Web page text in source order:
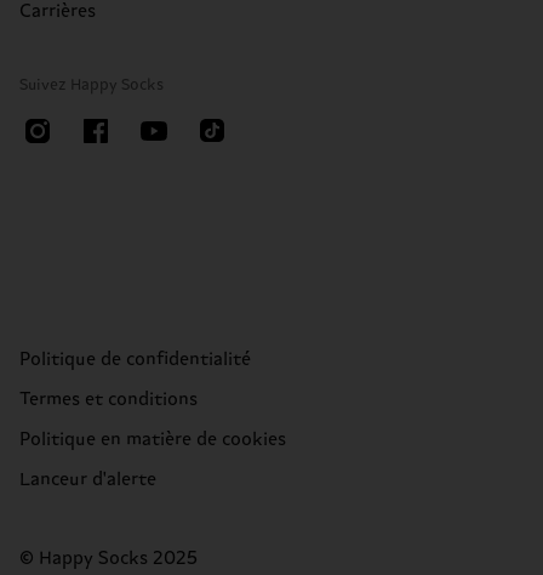
Carrières
Suivez Happy Socks
Politique de confidentialité
Termes et conditions
Politique en matière de cookies
Lanceur d'alerte
© Happy Socks 2025